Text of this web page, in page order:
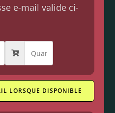
e-mail valide ci-
LORSQUE DISPONIBLE